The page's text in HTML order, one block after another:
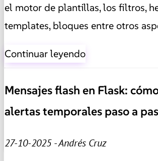
el motor de plantillas, los filtros,
templates, bloques entre otros
Continuar leyendo
Mensajes flash en Flask:
alertas temporales paso a
27-10-2025 - Andrés Cruz